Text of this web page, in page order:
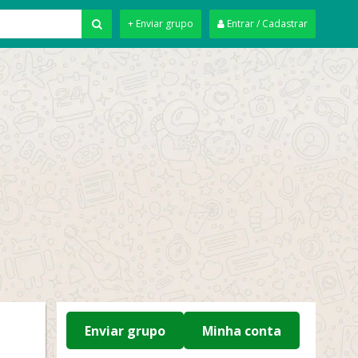
Entrar / Cadastrar
+ Enviar grupo
Enviar grupo Minha conta